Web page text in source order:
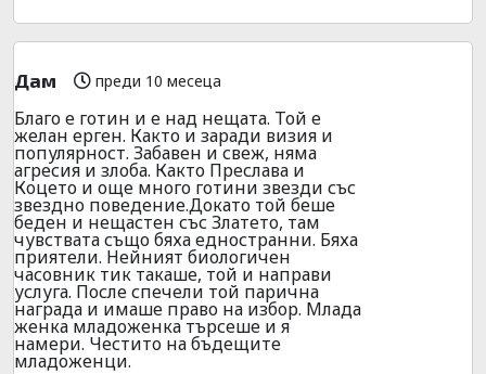
Дам преди 10 месеца
Благо е готин и е над нещата. Той е
желан ерген. Както и заради визия и
популярност. Забавен и свеж, няма
агресия и злоба. Както Преслава и
Коцето и още много готини звезди със
звездно поведение.Докато той беше
беден и нещастен със Златето, там
чувствата също бяха едностранни. Бяха
приятели. Нейният биологичен
часовник тик такаше, той и направи
услуга. После спечели той парична
награда и имаше право на избор. Млада
женка младоженка търсеше и я
намери. Честито на бъдещите
младоженци.